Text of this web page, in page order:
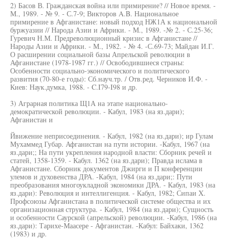
2) Басов В. Гражданская война или примирение? // Новое время. -
М., 1989. - № 9. - С.7-9; Викторов A.B. Национальное
примирение в Афганистане: новый подход НЖ1А к национальной
буржуазии // Народа Азии и Африки. - М., 1989. -№ 2. - С.25-36;
Гуревич Н.М. Предреволюционный кризис в Афганистане //
Народы Азии и Африки. - М., 1982. - № 4. -С.69-73; Майдан И.Г.
О расширении социальной базы Апрельской революции в
Афганистане (1978-1987 гг.) // Освободившиеся страны:
Особенности социально-экономического и политического
развития (70-80-е годы): Сб.науч.тр. / Отв.ред. Черников И.Ф. -
Киев: Наук.думка, 1988. - C.I79-I98 и др.
3) Аграрная политика Щ1А на этапе национально-
демократической революции. - Кабул, 1983 (на яз.дари);
Афганистан и
Йвижение неприсоединения. - Кабул, 1982 (на яз.дари); ир Гулам
Мухаммед Губар. Афганистан на пути истории. -Кабул, 1967 (на
яз.дари;; На пути укрепления народной власти: Сборник речей и
статей, 1358-1359. - Кабул. 1362 (на яз.дари); Правда ислама в
Афганистане. Сборник документов Джирги и П конференции
улемов и духовенства ДРА. -Кабул, 1984 (на яз.дари;: Пути
преобразования многоукладной экономики ДРА. - Кабул, 1983 (на
яз.дари): Революция и интеллигенция. - Кабул, 1982; Сипаи X.
Профсоюзы Афганистана в политической системе общества и их
организационная структура. - Кабул, 1984 (на яз.дари); Сущность
и особенности Саурской (апрельской) революции. -Кабул, 1986 (на
яз.дари): Тарихе-Маасере - Афганистан. -Кабул: Байхаки, 1362
(1983) и др.